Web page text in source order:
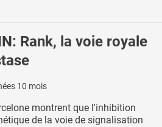
Rank, la voie royale
10 mois
montrent que l'inhibition
de la voie de signalisation